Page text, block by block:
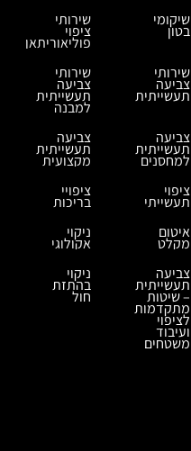
שיקומי
בטון
שירותי
ציפוי
פוליאוריתאן
שירותי
צביעה
תעשייתית
שירותי
צביעה
תעשייתית
למבנה
צביעה
תעשייתית
למחסנים
צביעה
תעשייתית
מקצועית
ציפוי
תעשייתי
ציפויי
בריכות
איטום
מקלט
ניקוי
אקולוגי
צביעה
תעשייתית
– שיטות
מתקדמות
לציפוי
ועיבוד
משטחים
ניקוי
בהתזת
חול